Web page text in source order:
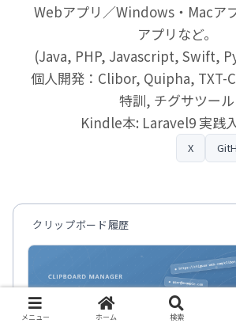
Webアプリ／Windows・Macア
アプリなど。
(Java, PHP, Javascript, Swift,
個人開発：Clibor, Quipha, TXT-
特訓, チグサツール
Kindle本: Laravel9 実践
X
クリップボード履歴
メニュー ホーム 検索